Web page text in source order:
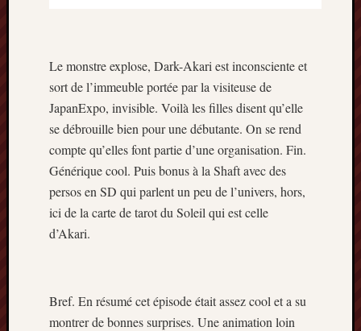
Le monstre explose, Dark-Akari est inconsciente et
sort de l’immeuble portée par la visiteuse de
JapanExpo, invisible. Voilà les filles disent qu’elle
se débrouille bien pour une débutante. On se rend
compte qu’elles font partie d’une organisation. Fin.
Générique cool. Puis bonus à la Shaft avec des
persos en SD qui parlent un peu de l’univers, hors,
ici de la carte de tarot du Soleil qui est celle
d’Akari.
Bref. En résumé cet épisode était assez cool et a su
montrer de bonnes surprises. Une animation loin